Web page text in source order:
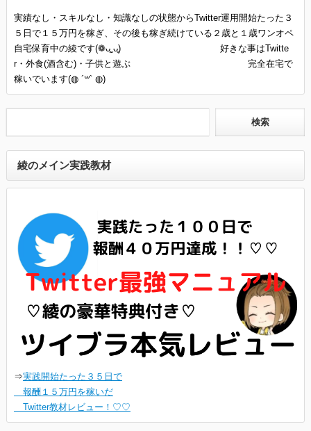
実績なし・スキルなし・知識なしの状態からTwitter運用開始たった３
５日で１５万円を稼ぎ、その後も稼ぎ続けている２歳と１歳ワンオペ
自宅保育中の綾です(❁ᴗ͈ˬᴗ͈) 好きな事はTwitte
r・外食(酒含む)・子供と遊ぶ 完全在宅で
稼いでいます(◍ ´꒳` ◍)
綾のメイン実践教材
⇒実践開始たった３５日で
報酬１５万円を稼いだ
Twitter教材レビュー！♡♡